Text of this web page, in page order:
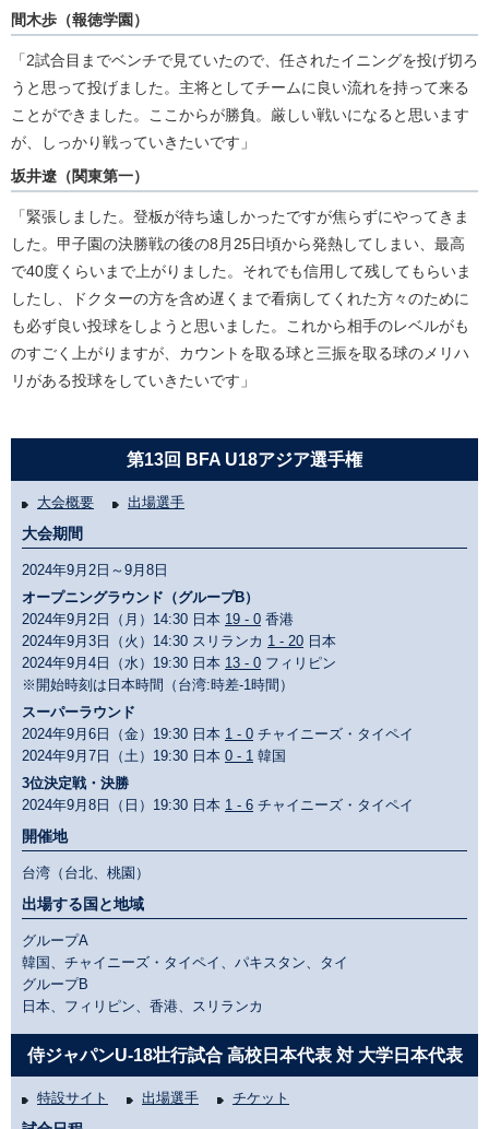
間木歩（報徳学園）
「2試合目までベンチで見ていたので、任されたイニングを投げ切ろ
うと思って投げました。主将としてチームに良い流れを持って来る
ことができました。ここからが勝負。厳しい戦いになると思います
が、しっかり戦っていきたいです」
坂井遼（関東第一）
「緊張しました。登板が待ち遠しかったですが焦らずにやってきま
した。甲子園の決勝戦の後の8月25日頃から発熱してしまい、最高
で40度くらいまで上がりました。それでも信用して残してもらいま
したし、ドクターの方を含め遅くまで看病してくれた方々のために
も必ず良い投球をしようと思いました。これから相手のレベルがも
のすごく上がりますが、カウントを取る球と三振を取る球のメリハ
リがある投球をしていきたいです」
第13回 BFA U18アジア選手権
大会概要 出場選手
大会期間
2024年9月2日～9月8日
オープニングラウンド（グループB）
2024年9月2日（月）14:30 日本 19 - 0 香港
2024年9月3日（火）14:30 スリランカ 1 - 20 日本
2024年9月4日（水）19:30 日本 13 - 0 フィリピン
※開始時刻は日本時間（台湾:時差-1時間）
スーパーラウンド
2024年9月6日（金）19:30 日本 1 - 0 チャイニーズ・タイペイ
2024年9月7日（土）19:30 日本 0 - 1 韓国
3位決定戦・決勝
2024年9月8日（日）19:30 日本 1 - 6 チャイニーズ・タイペイ
開催地
台湾（台北、桃園）
出場する国と地域
グループA
韓国、チャイニーズ・タイペイ、パキスタン、タイ
グループB
日本、フィリピン、香港、スリランカ
侍ジャパンU-18壮行試合 高校日本代表 対 大学日本代表
特設サイト 出場選手 チケット